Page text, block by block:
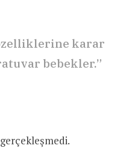
karar
bebekler.”